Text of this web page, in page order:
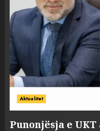
Aktualitet
Punonjësja e